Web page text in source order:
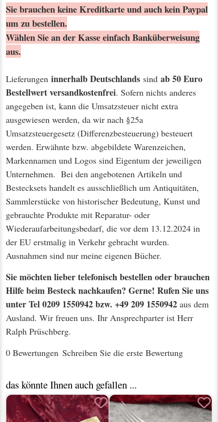
Sie brauchen keine Kreditkarte und auch kein Paypal
um zu bestellen.
Wählen Sie an der Kasse einfach Banküberweisung
aus.
Lieferungen innerhalb Deutschlands sind ab 50 Euro
Bestellwertversandkostenfrei. Sofern nichts anderes
angegeben ist, kann die Umsatzsteuer nicht extra
ausgewiesen werden, da wir nach §25a
Umsatzsteuergesetz (Differenzbesteuerung) besteuert
werden. Erwähnte bzw. abgebildete Warenzeichen,
Markennamen und Logos sind Eigentum der jeweiligen
Unternehmen. Bei den angebotenen Artikeln und
Bestecksets handelt es ausschließlich um Antiquitäten,
Sammlerstücke von historischer Bedeutung, Kunst und
gebrauchte Produkte mit Reparatur- oder
Wiederaufarbeitungsbedarf, die vor dem 13.12.2024 in
der EU erstmalig in Verkehr gebracht wurden.
Ausnahmen sind nur meine eigenen Bücher.
Sie möchten lieber telefonisch bestellen oder brauchen
Hilfe beim Besteck nachkaufen? Gerne! Rufen Sie uns
unter Tel 0209 1550942 bzw. +49 209 1550942 aus dem
Ausland. Wir freuen uns. Ihr Ansprechparter ist Herr
Ralph Prüschberg.
0 Bewertungen Schreiben Sie die erste Bewertung
das könnte Ihnen auch gefallen ...